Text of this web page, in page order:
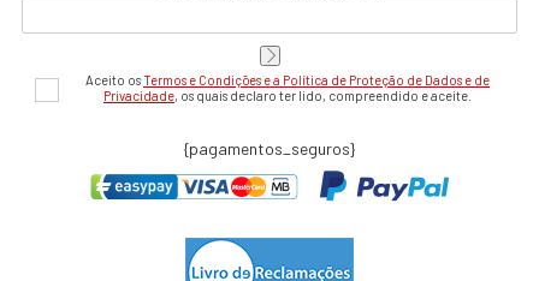
Aceito osTermos e Condições e a Política de Proteção de Dados e de
Privacidade, os quais declaro ter lido, compreendido e aceite.
{pagamentos_seguros}